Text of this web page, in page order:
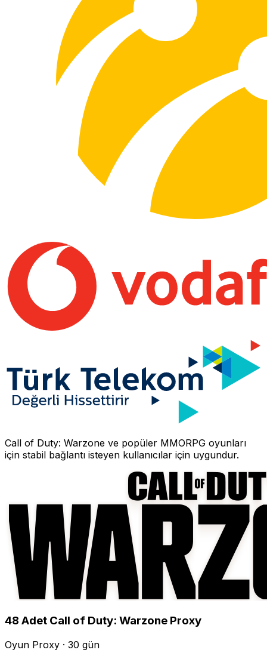
Call of Duty: Warzone ve popüler MMORPG oyunları
için stabil bağlantı isteyen kullanıcılar için uygundur.
48 Adet Call of Duty: Warzone Proxy
Oyun Proxy · 30 gün